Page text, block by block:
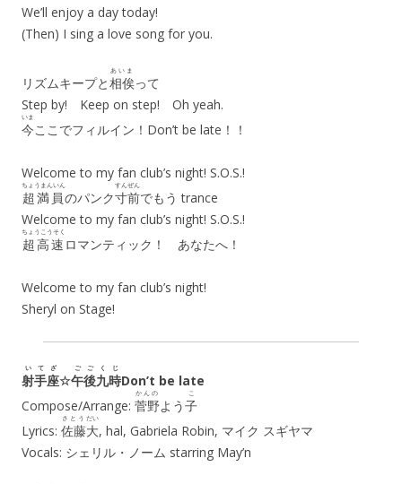
We’ll enjoy a day today!
(Then) I sing a love song for you.
リズムキープと相俟
あいま
って
Step by! Keep on step! Oh yeah.
今
いま
ここでフィルイン！Don’t be late！！
Welcome to my fan club’s night! S.O.S.!
超満員
ちょうまんいん
のパンク寸前
すんぜん
でもう trance
Welcome to my fan club’s night! S.O.S.!
超高速
ちょうこうそく
ロマンティック！ あなたへ！
Welcome to my fan club’s night!
Sheryl on Stage!
射手座
いてざ
☆午後
ごご
九時
くじ
Don’t be late
Compose/Arrange: 菅野
かんの
よう子
こ
Lyrics: 佐藤
さとう
大
だい
, hal, Gabriela Robin, マイク スギヤマ
Vocals: シェリル・ノーム starring May’n